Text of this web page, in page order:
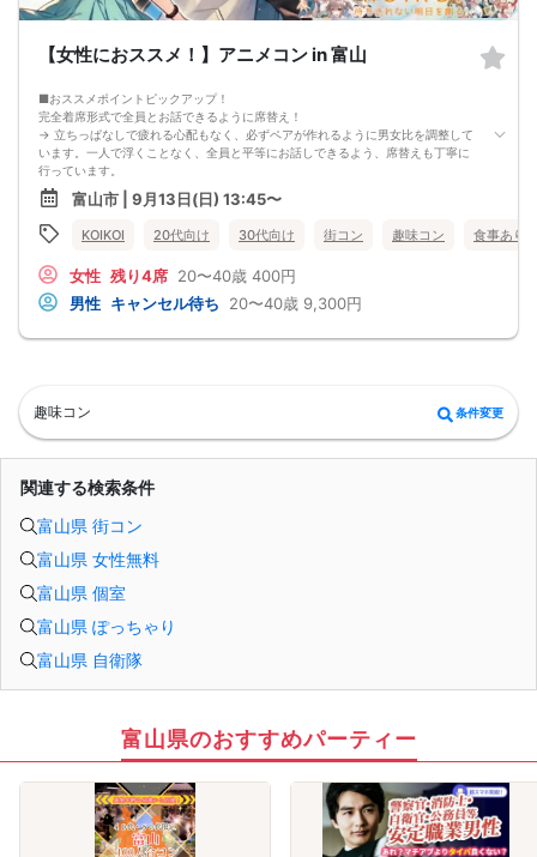
【女性におススメ！】アニメコン in 富山
■おススメポイントピックアップ！
完全着席形式で全員とお話できるように席替え！
→ 立ちっぱなしで疲れる心配もなく、必ずペアが作れるように男女比を調整して
います。一人で浮くことなく、全員と平等にお話しできるよう、席替えも丁寧に
行っています。
会話を盛り上げるプロフィールシート＆アニメ一覧表！
→ 趣味や好みからスムーズに会話がスタート！「何を話そう…」と悩むことな
く、共通の話題で盛り上がれます。
自然なつながりをサポートするマッチングゲーム開催！
返却されるので安心です。
■最少催行人数
男女2対2
→ お酒が飲めない方にはソフトドリンクも豊富にご用意しています！
富山市 | 9月13日(日) 13:45〜
KOIKOI 20代向け 30代向け 街コン 趣味コン 食事あり
女性 残り4席 20〜40歳 400円
男性 キャンセル待ち 20〜40歳 9,300円
趣味コン 条件変更
関連する検索条件
富山県 街コン
富山県 女性無料
富山県 個室
富山県 ぽっちゃり
富山県 自衛隊
富山県のおすすめパーティー